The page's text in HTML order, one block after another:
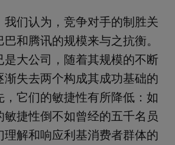
我们认为，竞争对手的制胜关
和腾讯的规模来与之抗衡。
是大公司，随着其规模的不断
渐失去两个构成其成功基础的
，它们的敏捷性有所降低：如
敏捷性倒不如曾经的五千名员
理解和响应利基消费者群体的